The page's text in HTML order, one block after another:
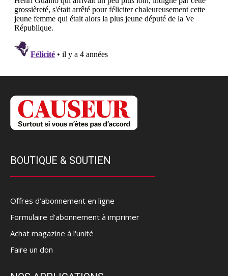
BOUTIQUE & SOUTIEN
Offres d’abonnement en ligne
Formulaire d'abonnement à imprimer
Achat magazine à l'unité
Faire un don